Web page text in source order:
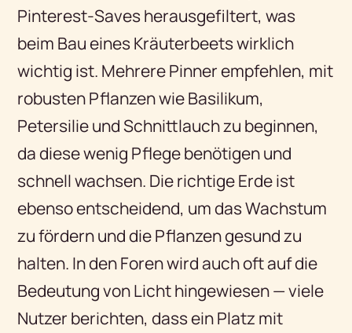
Pinterest-Saves herausgefiltert, was
beim Bau eines Kräuterbeets wirklich
wichtig ist. Mehrere Pinner empfehlen, mit
robusten Pflanzen wie Basilikum,
Petersilie und Schnittlauch zu beginnen,
da diese wenig Pflege benötigen und
schnell wachsen. Die richtige Erde ist
ebenso entscheidend, um das Wachstum
zu fördern und die Pflanzen gesund zu
halten. In den Foren wird auch oft auf die
Bedeutung von Licht hingewiesen — viele
Nutzer berichten, dass ein Platz mit